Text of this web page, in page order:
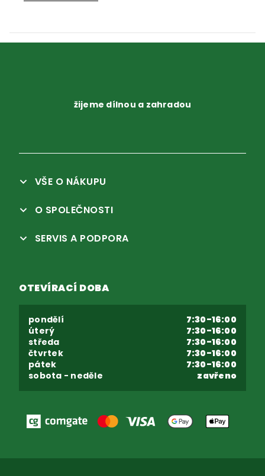
žijeme dílnou a zahradou
VŠE O NÁKUPU
O SPOLEČNOSTI
SERVIS A PODPORA
OTEVÍRACÍ DOBA
pondělí
7:30-16:00
úterý
7:30-16:00
středa
7:30-16:00
čtvrtek
7:30-16:00
pátek
7:30-16:00
sobota - neděle
zavřeno